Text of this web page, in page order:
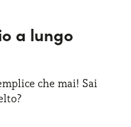
a lungo
che mai! Sai